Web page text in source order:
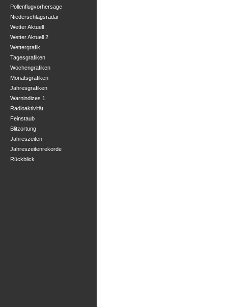
Pollenflugvorhersage
Niederschlagsradar
Wetter Aktuell
Wetter Aktuell 2
Wettergrafik
Tagesgrafiken
Wochengrafiken
Monatsgrafiken
Jahresgrafiken
Warnindizes 1
Radioaktivität
Feinstaub
Blitzortung
Jahreszeiten
Jahreszeitenrekorde
Rückblick